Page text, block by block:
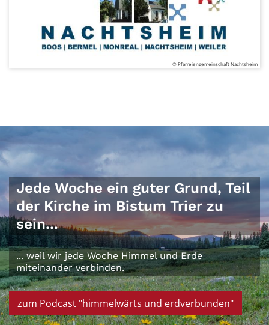
© Pfarreiengemeinschaft Nachtsheim
Jede Woche ein guter Grund, Teil
der Kirche im Bistum Trier zu
sein...
... weil wir jede Woche Himmel und Erde
miteinander verbinden.
zum Podcast "himmelwärts und erdverbunden"